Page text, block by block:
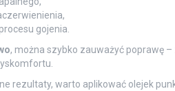
gojenia.
, można szybko zauważyć poprawę
rezultaty, warto aplikować olejek